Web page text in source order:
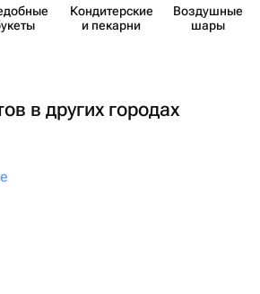
есть продукция маленьких
арку из шаров заказать в
Кондит​ерские
и пекарни
Воздушные
шары
в других городах